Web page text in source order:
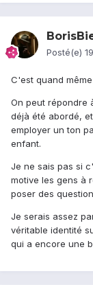
Posté(e)
C'est quand
On peut répondre
déjà été abordé,
employer un ton
enfant.
Je ne sais pas si
motive les gens à
poser des
Je serais assez
véritable identité
qui a encore une